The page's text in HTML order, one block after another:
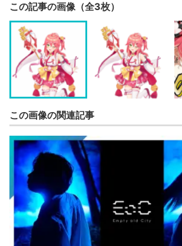
この記事の画像（全3枚）
この画像の関連記事